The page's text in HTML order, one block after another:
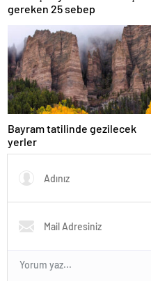
gereken 25 sebep
Bayram tatilinde gezilecek
yerler